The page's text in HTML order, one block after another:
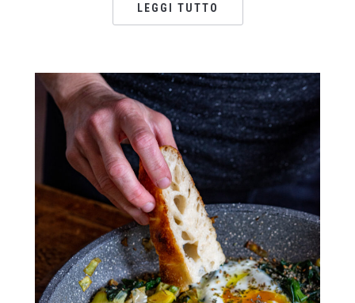
LEGGI TUTTO